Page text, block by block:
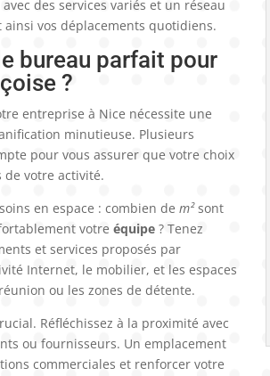
des services variés et un réseau
vos déplacements quotidiens.
bureau parfait pour
?
entreprise à Nice nécessite une
minutieuse. Plusieurs
pour vous assurer que votre choix
de votre activité.
en espace : combien dem²sont
votreéquipe ? Tenez
et services proposés par
Internet, le mobilier, et les espaces
ou les zones de détente.
Réfléchissez à la proximité avec
ou fournisseurs. Un emplacement
commerciales et renforcer votre